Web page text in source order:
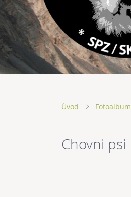
Úvod Fotoalbum
Chovni psi